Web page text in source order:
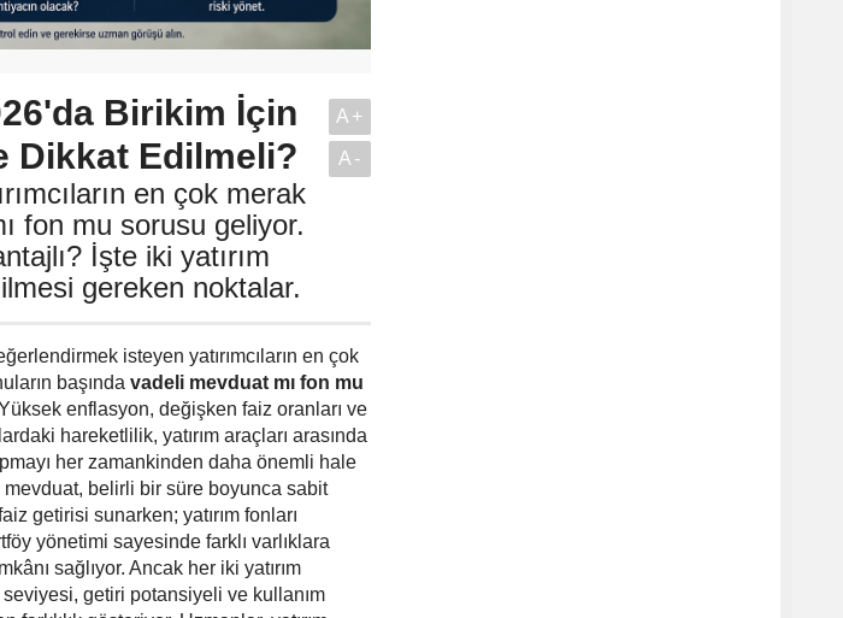
Birikim İçin
Dikkat Edilmeli?
en çok merak
fon mu sorusu geliyor.
İşte iki yatırım
gereken noktalar.
A+
A-
isteyen yatırımcıların en çok
başında vadeli mevduat mı fon mu
enflasyon, değişken faiz oranları ve
hareketlilik, yatırım araçları arasında
her zamankinden daha önemli hale
belirli bir süre boyunca sabit
getirisi sunarken; yatırım fonları
yönetimi sayesinde farklı varlıklara
sağlıyor. Ancak her iki yatırım
seviyesi, getiri potansiyeli ve kullanım